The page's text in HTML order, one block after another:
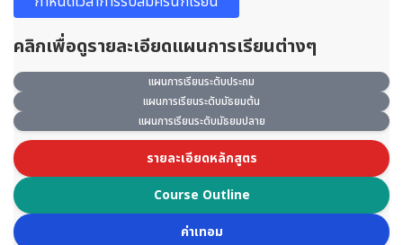
คลิกเพื่อดูรายละเอียดแผนการเรียนต่างๆ
แผนการเรียนระดับประถม
แผนการเรียนระดับมัธยมต้น
แผนการเรียนระดับมัธยมปลาย
รายละเอียดหลักสูตร
Course Outline
ค่าเทอม